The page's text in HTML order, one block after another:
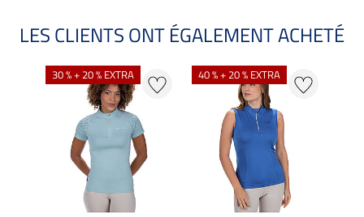
LES CLIENTS ONT ÉGALEMENT ACHETÉ
30 % + 20 % EXTRA 40 % + 20 % EXTRA